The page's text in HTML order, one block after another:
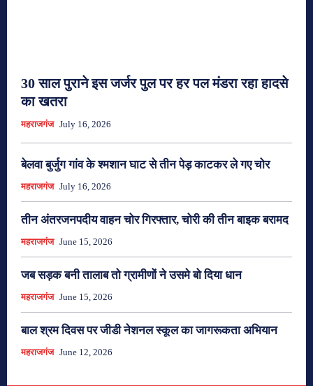
30 साल पुराने इस जर्जर पुल पर हर पल मंडरा रहा हादसे
का खतरा
महराजगंज July 16, 2026
बेलवा बुर्जुग गांव के श्मशान घाट से तीन पेड़ काटकर ले गए चोर
महराजगंज July 16, 2026
तीन अंतरजनपदीय वाहन चोर गिरफ्तार, चोरी की तीन बाइक बरामद
महराजगंज June 15, 2026
जब सड़क बनी तालाब तो ग्रामीणों ने उसमे बो दिया धान
महराजगंज June 15, 2026
बाल श्रम दिवस पर जीडी नेशनल स्कूल का जागरूकता अभियान
महराजगंज June 12, 2026